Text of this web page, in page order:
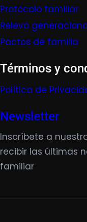
Protocolo familiar
Relevo
Pactos de familia
Términos y
Política de
Newsletter
Inscríbete a
recibir las últimas
familiar